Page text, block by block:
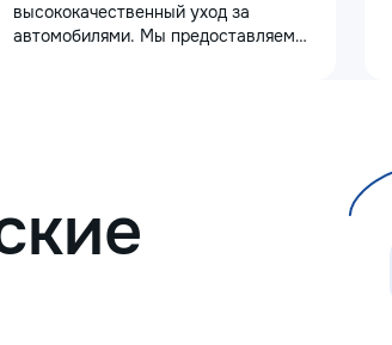
высококачественный уход за
автомобилями. Мы предоставляем
ремонт царапин на кузове.
Дополнительно предлагаем